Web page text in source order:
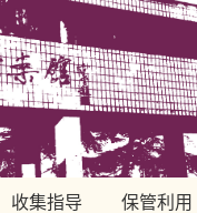
收集指导 保管利用